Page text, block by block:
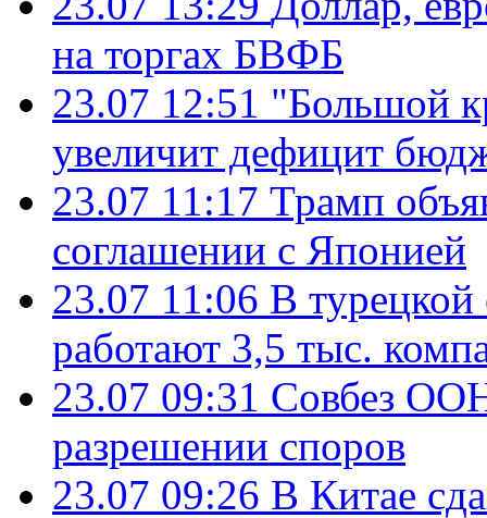
на торгах БВФБ
23.07 12:51 "Большой
увеличит дефицит
23.07 11:17 Трамп
соглашении с Японией
23.07 11:06 В
работают 3,5 тыс.
23.07 09:31 Совбез
разрешении споров
23.07 09:26 В Китае